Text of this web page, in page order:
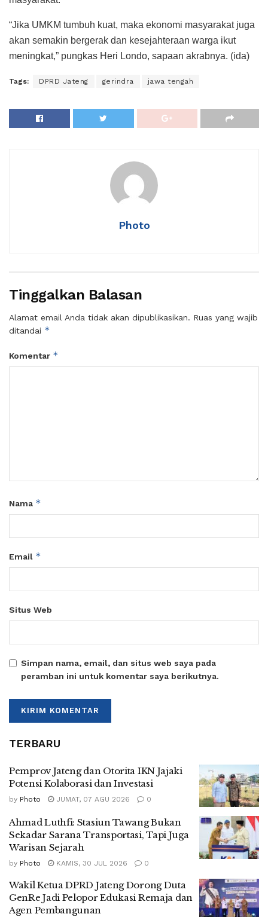
“Jika UMKM tumbuh kuat, maka ekonomi masyarakat juga
akan semakin bergerak dan kesejahteraan warga ikut
meningkat,” pungkas Heri Londo, sapaan akrabnya. (ida)
Tags: DPRD Jateng gerindra jawa tengah
Photo
Tinggalkan Balasan
Alamat email Anda tidak akan dipublikasikan. Ruas yang wajib
ditandai *
Komentar *
Nama *
Email *
Situs Web
Simpan nama, email, dan situs web saya pada
peramban ini untuk komentar saya berikutnya.
TERBARU
Pemprov Jateng dan Otorita IKN Jajaki
Potensi Kolaborasi dan Investasi
by Photo JUMAT, 07 AGU 2026 0
Ahmad Luthfi: Stasiun Tawang Bukan
Sekadar Sarana Transportasi, Tapi Juga
Warisan Sejarah
by Photo KAMIS, 30 JUL 2026 0
Wakil Ketua DPRD Jateng Dorong Duta
GenRe Jadi Pelopor Edukasi Remaja dan
Agen Pembangunan